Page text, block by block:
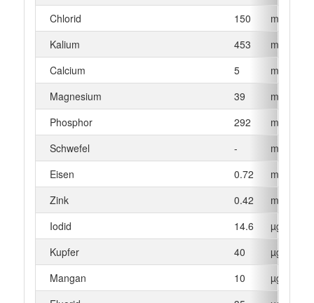
Chlorid
150
mg
Kalium
453
mg
Calcium
5
mg
Magnesium
39
mg
Phosphor
292
mg
Schwefel
-
mg
Eisen
0.72
mg
Zink
0.42
mg
Iodid
14.6
µg
Kupfer
40
µg
Mangan
10
µg